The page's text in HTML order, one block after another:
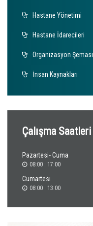
Hastane Yönetimi
Hastane İdarecileri
Organizasyon Şeması
İnsan Kaynakları
Çalışma Saatleri
Pazartesi- Cuma
08:00 : 17:00
Cumartesi
08:00 : 13:00